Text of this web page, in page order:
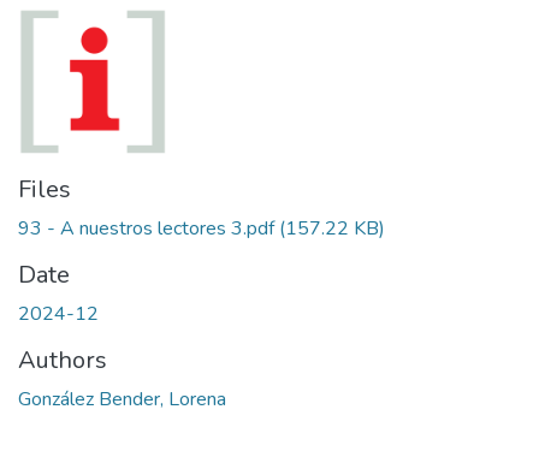
Files
93 - A nuestros lectores 3.pdf(157.22 KB)
Date
2024-12
Authors
González Bender, Lorena